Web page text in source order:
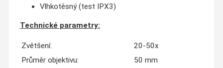
Vlhkotěsný (test IPX3)
Technické parametry:
Zvětšení:
20-50x
Průměr objektivu:
50 mm